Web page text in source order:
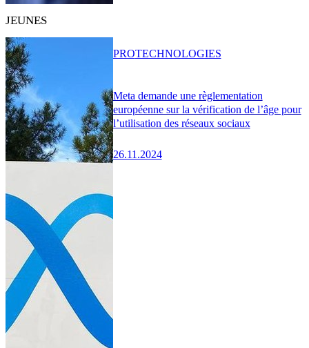
JEUNES
Meta demande une règlementation
européenne sur la vérification de l’âge pour
l’utilisation des réseaux sociaux
26.11.2024
PROTECHNOLOGIES